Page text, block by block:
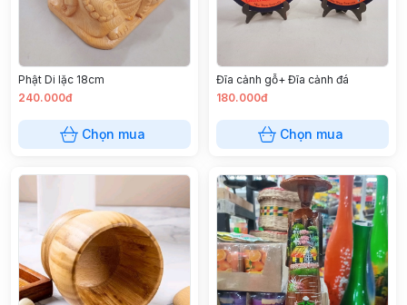
Phật Di lặc 18cm
240.000đ
Chọn mua
Đĩa cảnh gỗ+ Đĩa cảnh đá
180.000đ
Chọn mua